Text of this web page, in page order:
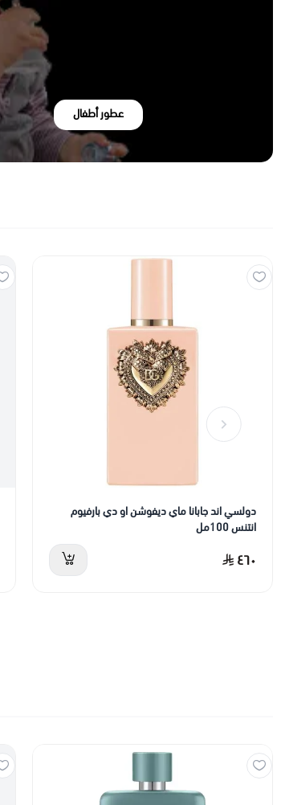
عطور أطفال
دولسي اند جابانا ماي ديفوشن او دي بارفيوم
انتنس 100مل
٤٦٠